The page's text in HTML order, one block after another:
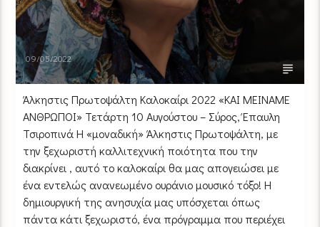
09/05/2022
Άλκηστις Πρωτοψάλτη Καλοκαίρι 2022 «ΚΑΙ ΜΕΙΝΑΜΕ
ΑΝΘΡΩΠΟΙ» Τετάρτη 10 Αυγούστου – Σύρος, Έπαυλη
Τσιροπινά Η «μοναδική» Άλκηστις Πρωτοψάλτη, με
την ξεχωριστή καλλιτεχνική ποιότητα που την
διακρίνει , αυτό το καλοκαίρι θα μας απογειώσει με
ένα εντελώς ανανεωμένο ουράνιο μουσικό τόξο! Η
δημιουργική της ανησυχία μας υπόσχεται όπως
πάντα κάτι ξεχωριστό, ένα πρόγραμμα που περιέχει